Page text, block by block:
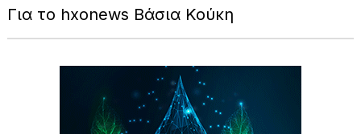
Για το hxonews Βάσια Κούκη